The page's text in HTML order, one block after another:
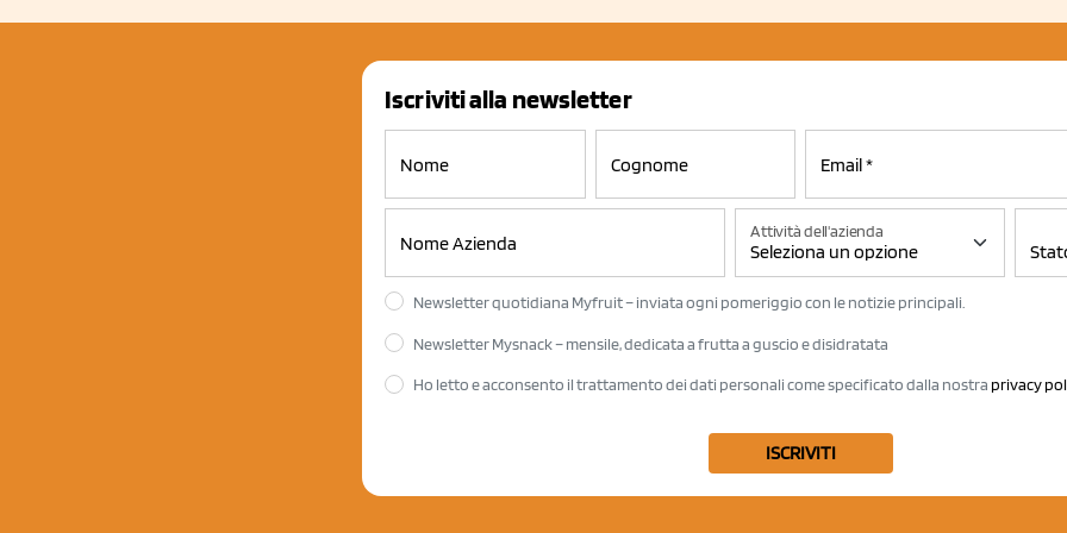
Iscriviti alla newsletter
Attività dell'azienda
Newsletter quotidiana Myfruit – inviata ogni pomeriggio con le notizie principali.
Newsletter Mysnack – mensile, dedicata a frutta a guscio e disidratata
Ho letto e acconsento il trattamento dei dati personali come specificato dalla nostra privacy
ISCRIVITI